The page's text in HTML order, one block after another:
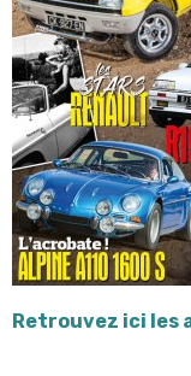
Retrouvez ici les